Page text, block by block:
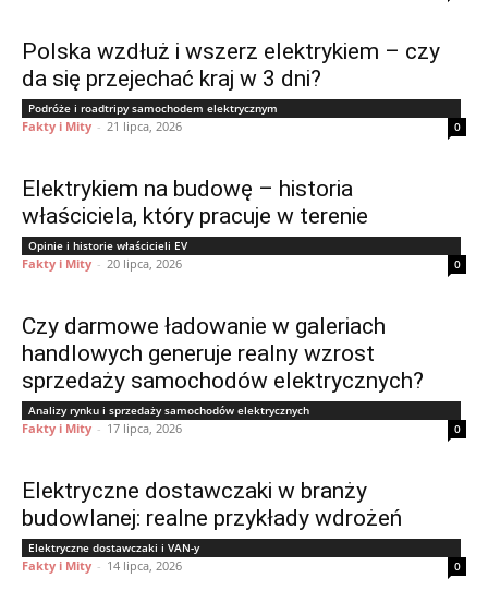
Polska wzdłuż i wszerz elektrykiem – czy
da się przejechać kraj w 3 dni?
Podróże i roadtripy samochodem elektrycznym
Fakty i Mity - 21 lipca, 2026 0
Elektrykiem na budowę – historia
właściciela, który pracuje w terenie
Opinie i historie właścicieli EV
Fakty i Mity - 20 lipca, 2026 0
Czy darmowe ładowanie w galeriach
handlowych generuje realny wzrost
sprzedaży samochodów elektrycznych?
Analizy rynku i sprzedaży samochodów elektrycznych
Fakty i Mity - 17 lipca, 2026 0
Elektryczne dostawczaki w branży
budowlanej: realne przykłady wdrożeń
Elektryczne dostawczaki i VAN-y
Fakty i Mity - 14 lipca, 2026 0